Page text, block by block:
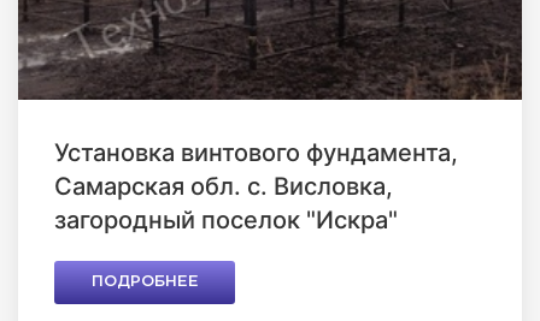
Установка винтового фундамента,
Самарская обл. с. Висловка,
загородный поселок "Искра"
ПОДРОБНЕЕ